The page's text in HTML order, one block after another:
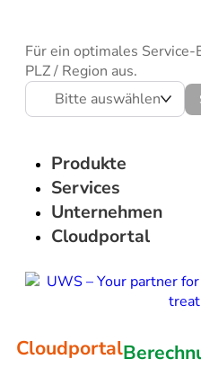
Für ein optimales
PLZ / Region aus.
Bitte auswählen
Produkte
Services
Unternehmen
Cloudportal
Cloudportal